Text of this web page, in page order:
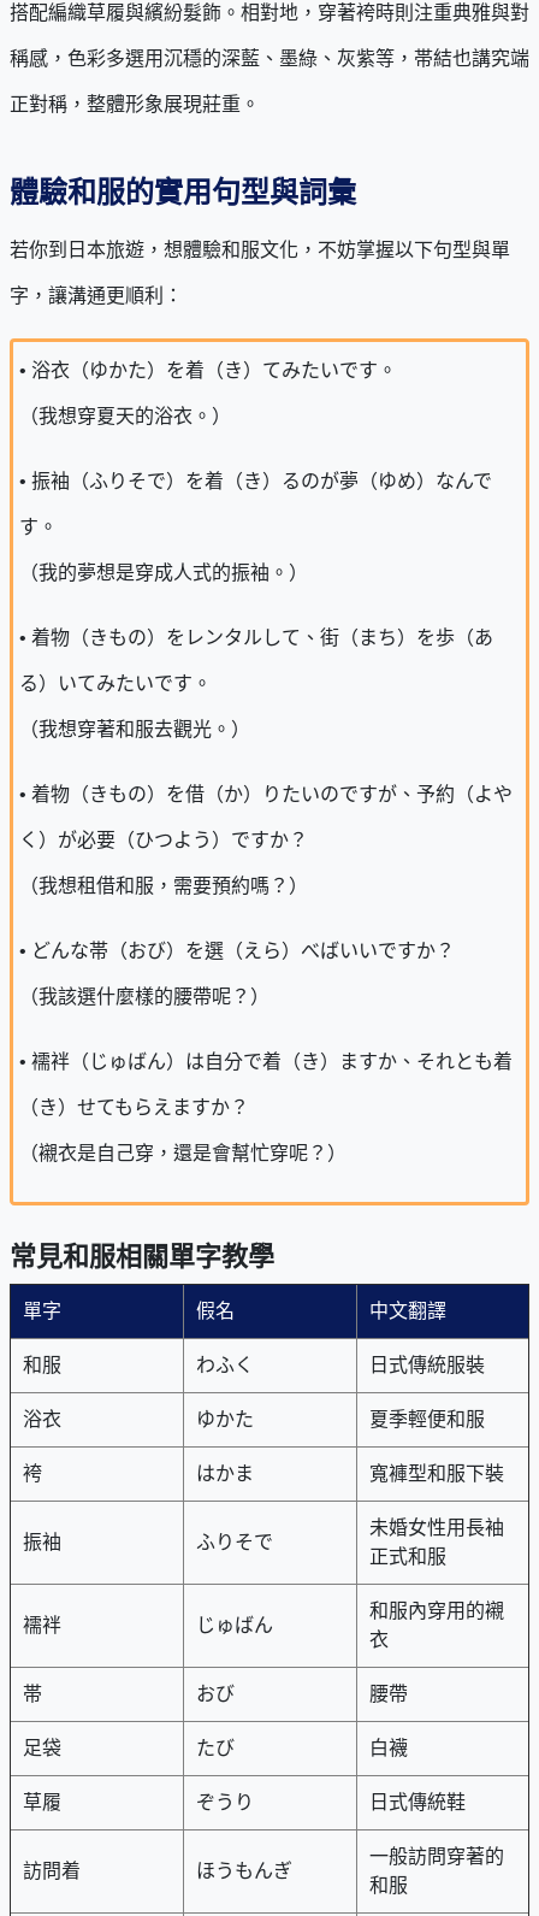
搭配編織草履與繽紛髮飾。相對地，穿著袴時則注重典雅與對
稱感，色彩多選用沉穩的深藍、墨綠、灰紫等，帯結也講究端
正對稱，整體形象展現莊重。
體驗和服的實用句型與詞彙
若你到日本旅遊，想體驗和服文化，不妨掌握以下句型與單
字，讓溝通更順利：
• 浴衣（ゆかた）を着（き）てみたいです。
（我想穿夏天的浴衣。）
• 振袖（ふりそで）を着（き）るのが夢（ゆめ）なんで
す。
（我的夢想是穿成人式的振袖。）
• 着物（きもの）をレンタルして、街（まち）を歩（あ
る）いてみたいです。
（我想穿著和服去觀光。）
• 着物（きもの）を借（か）りたいのですが、予約（よや
く）が必要（ひつよう）ですか？
（我想租借和服，需要預約嗎？）
• どんな帯（おび）を選（えら）べばいいですか？
（我該選什麼樣的腰帶呢？）
• 襦袢（じゅばん）は自分で着（き）ますか、それとも着
（き）せてもらえますか？
（襯衣是自己穿，還是會幫忙穿呢？）
常見和服相關單字教學
單字 假名 中文翻譯
和服 わふく 日式傳統服裝
浴衣 ゆかた 夏季輕便和服
袴 はかま 寬褲型和服下裝
振袖 ふりそで
未婚女性用長袖
正式和服
襦袢 じゅばん
和服內穿用的襯
衣
帯 おび 腰帶
足袋 たび 白襪
草履 ぞうり 日式傳統鞋
訪問着 ほうもんぎ
一般訪問穿著的
和服